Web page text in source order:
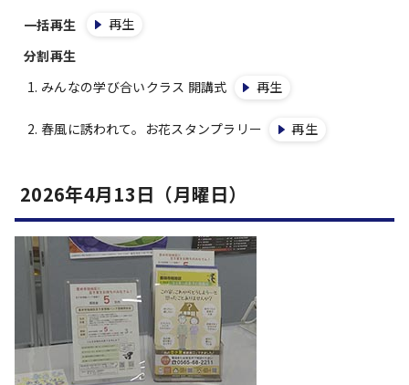
一括再生
再生
分割再生
みんなの学び合いクラス 開講式
再生
春風に誘われて。お花スタンプラリー 再生
2026年4月13日（月曜日）